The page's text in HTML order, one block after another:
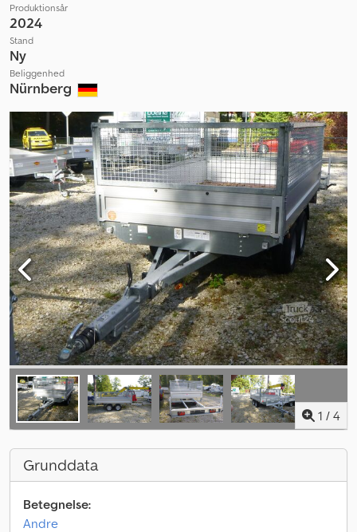
Produktionsår
2024
Stand
Ny
Beliggenhed
Nürnberg
1 / 4
Grunddata
Betegnelse:
Andre